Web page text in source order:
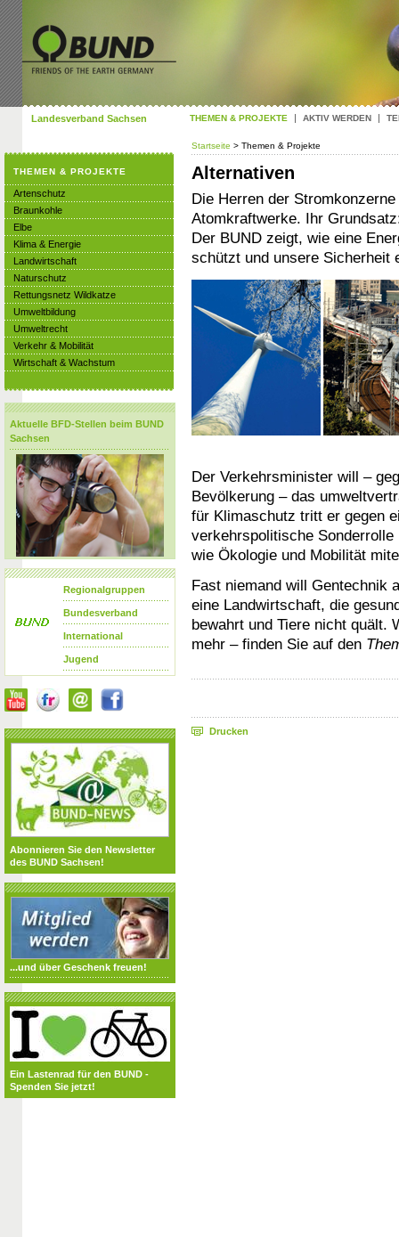
Landesverband Sachsen
Startseite > Themen & Projekte
Alternativen
Die Herren der
Atomkraftwerke. Ihr
Der BUND zeigt, wie eine
schützt und unsere Sicherheit
Der Verkehrsminister will –
Bevölkerung – das
für Klimaschutz tritt er gegen
verkehrspolitische
wie Ökologie und Mobilität
Fast niemand will Gentechnik
eine Landwirtschaft, die
bewahrt und Tiere nicht quält.
mehr – finden Sie auf den
Drucken
THEMEN & PROJEKTE
Artenschutz
Braunkohle
Elbe
Klima & Energie
Landwirtschaft
Naturschutz
Rettungsnetz Wildkatze
Umweltbildung
Umweltrecht
Verkehr & Mobilität
Wirtschaft & Wachstum
Aktuelle BFD-Stellen beim BUND
Sachsen
Regionalgruppen
Bundesverband
International
Jugend
Abonnieren Sie den Newsletter
des BUND Sachsen!
...und über Geschenk freuen!
Ein Lastenrad für den BUND -
Spenden Sie jetzt!
THEMEN & PROJEKTE AKTIV WERDEN